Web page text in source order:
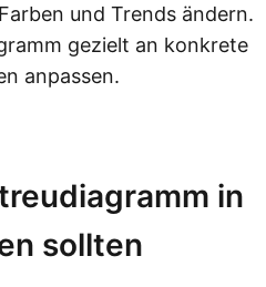
und Trends ändern.
gezielt an konkrete
anpassen.
in
sollten